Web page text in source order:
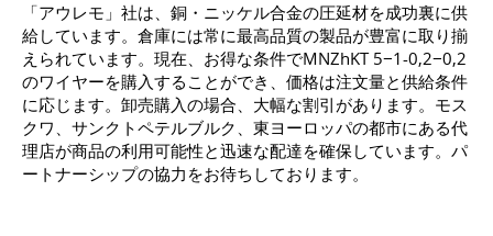
「アウレモ」社は、銅・ニッケル合金の圧延材を成功裏に供
給しています。倉庫には常に最高品質の製品が豊富に取り揃
えられています。現在、お得な条件でMNZhKT 5−1-0,2−0,2
のワイヤーを購入することができ、価格は注文量と供給条件
に応じます。卸売購入の場合、大幅な割引があります。モス
クワ、サンクトペテルブルク、東ヨーロッパの都市にある代
理店が商品の利用可能性と迅速な配達を確保しています。パ
ートナーシップの協力をお待ちしております。